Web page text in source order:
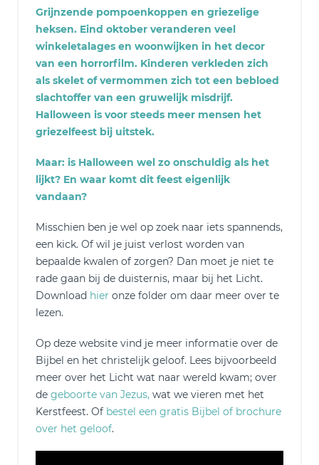
Grijnzende pompoenkoppen en griezelige
heksen. Eind oktober veranderen veel
winkeletalages en woonwijken in het decor
van een horrorfilm. Kinderen verkleden zich
als skelet of vermommen zich tot een bebloed
slachtoffer van een gruwelijk misdrijf.
Halloween is voor steeds meer mensen het
griezelfeest bij uitstek.
Maar: is Halloween wel zo onschuldig als het
lijkt? En waar komt dit feest eigenlijk
vandaan?
Misschien ben je wel op zoek naar iets spannends,
een kick. Of wil je juist verlost worden van
bepaalde kwalen of zorgen? Dan moet je niet te
rade gaan bij de duisternis, maar bij het Licht.
Download hier onze folder om daar meer over te
lezen.
Op deze website vind je meer informatie over de
Bijbel en het christelijk geloof. Lees bijvoorbeeld
meer over het Licht wat naar wereld kwam; over
de geboorte van Jezus, wat we vieren met het
Kerstfeest. Of bestel een gratis Bijbel of brochure
over het geloof.